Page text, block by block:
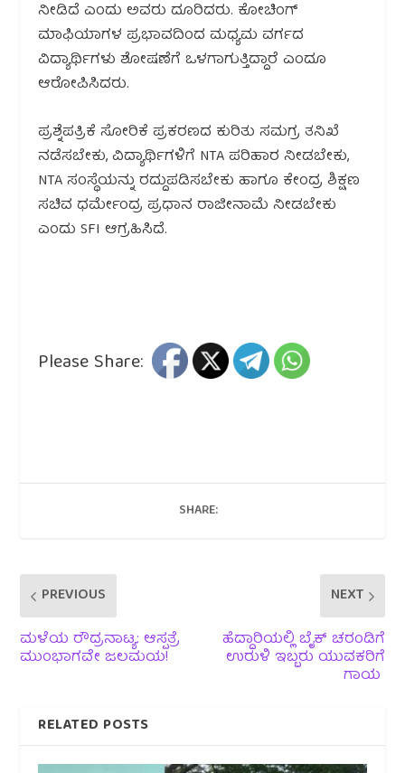
ನೀಡಿದೆ ಎಂದು ಅವರು ದೂರಿದರು. ಕೋಚಿಂಗ್
ಮಾಫಿಯಾಗಳ ಪ್ರಭಾವದಿಂದ ಮಧ್ಯಮ ವರ್ಗದ
ವಿದ್ಯಾರ್ಥಿಗಳು ಶೋಷಣೆಗೆ ಒಳಗಾಗುತ್ತಿದ್ದಾರೆ ಎಂದೂ
ಆರೋಪಿಸಿದರು.
ಪ್ರಶ್ನೆಪತ್ರಿಕೆ ಸೋರಿಕೆ ಪ್ರಕರಣದ ಕುರಿತು ಸಮಗ್ರ ತನಿಖೆ
ನಡೆಸಬೇಕು, ವಿದ್ಯಾರ್ಥಿಗಳಿಗೆ NTA ಪರಿಹಾರ ನೀಡಬೇಕು,
NTA ಸಂಸ್ಥೆಯನ್ನು ರದ್ದುಪಡಿಸಬೇಕು ಹಾಗೂ ಕೇಂದ್ರ ಶಿಕ್ಷಣ
ಸಚಿವ ಧರ್ಮೇಂದ್ರ ಪ್ರಧಾನ ರಾಜೀನಾಮೆ ನೀಡಬೇಕು
ಎಂದು SFI ಆಗ್ರಹಿಸಿದೆ.
Please Share:
SHARE:
PREVIOUS
ಮಳೆಯ ರೌದ್ರನಾಟ್ಯ: ಆಸ್ಪತ್ರೆ
ಮುಂಭಾಗವೇ ಜಲಮಯ!
NEXT
ಹೆದ್ದಾರಿಯಲ್ಲಿ ಬೈಕ್ ಚರಂಡಿಗೆ
ಉರುಳಿ ಇಬ್ಬರು ಯುವಕರಿಗೆ
ಗಾಯ
RELATED POSTS